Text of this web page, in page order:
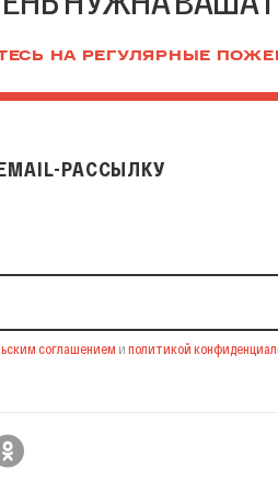
НА РЕГУЛЯРНЫЕ
РАССЫЛКУ
соглашением и политикой